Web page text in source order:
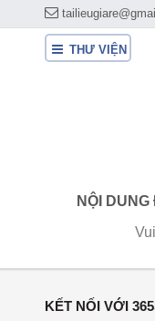
THƯ VIỆN
NỘI
KẾT NỐI VỚI